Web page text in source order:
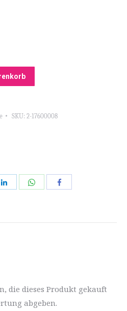
SKU: 2-17600008
Share
Share
Share
die dieses Produkt gekauft
abgeben.